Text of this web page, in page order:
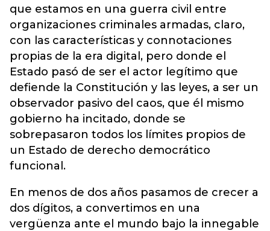
que estamos en una guerra civil entre
organizaciones criminales armadas, claro,
con las características y connotaciones
propias de la era digital, pero donde el
Estado pasó de ser el actor legítimo que
defiende la Constitución y las leyes, a ser un
observador pasivo del caos, que él mismo
gobierno ha incitado, donde se
sobrepasaron todos los límites propios de
un Estado de derecho democrático
funcional.
En menos de dos años pasamos de crecer a
dos dígitos, a convertimos en una
vergüenza ante el mundo bajo la innegable